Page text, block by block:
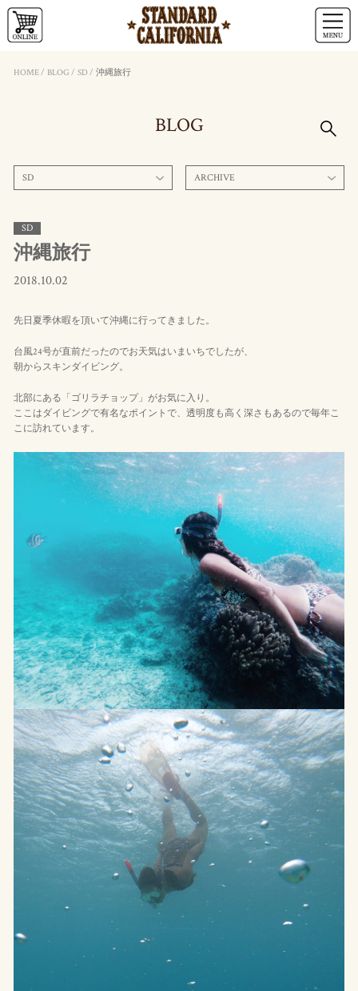
HOME/ BLOG / SD / 沖縄旅行
BLOG
SD ARCHIVE
SD
沖縄旅行
2018.10.02
先日夏季休暇を頂いて沖縄に行ってきました。
台風24号が直前だったのでお天気はいまいちでしたが、
朝からスキンダイビング。
北部にある「ゴリラチョップ」がお気に入り。
ここはダイビングで有名なポイントで、透明度も高く深さもあるので毎年こ
こに訪れています。